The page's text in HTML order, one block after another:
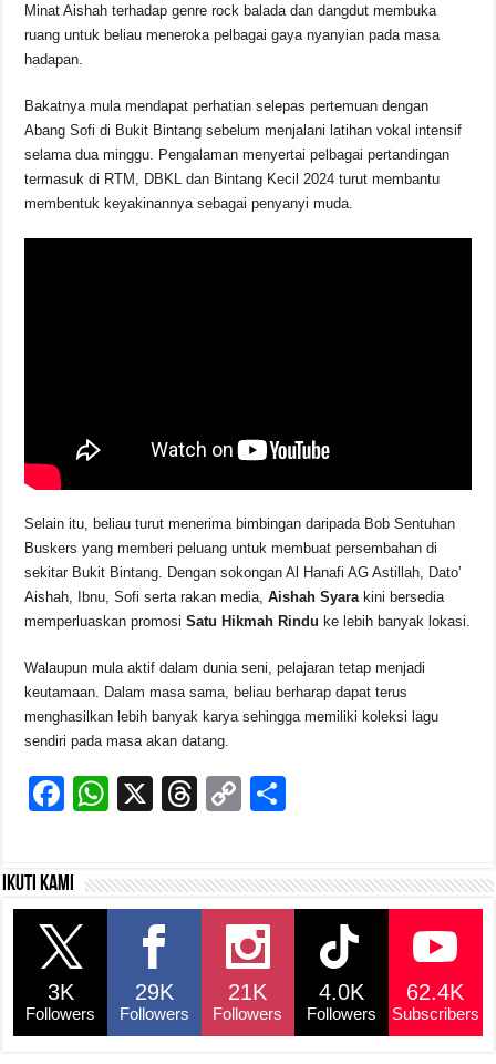
Minat Aishah terhadap genre rock balada dan dangdut membuka
ruang untuk beliau meneroka pelbagai gaya nyanyian pada masa
hadapan.
Bakatnya mula mendapat perhatian selepas pertemuan dengan
Abang Sofi di Bukit Bintang sebelum menjalani latihan vokal intensif
selama dua minggu. Pengalaman menyertai pelbagai pertandingan
termasuk di RTM, DBKL dan Bintang Kecil 2024 turut membantu
membentuk keyakinannya sebagai penyanyi muda.
Selain itu, beliau turut menerima bimbingan daripada Bob Sentuhan
Buskers yang memberi peluang untuk membuat persembahan di
sekitar Bukit Bintang. Dengan sokongan Al Hanafi AG Astillah, Dato’
Aishah, Ibnu, Sofi serta rakan media,Aishah Syarakini bersedia
memperluaskan promosiSatu Hikmah Rindu ke lebih banyak lokasi.
Walaupun mula aktif dalam dunia seni, pelajaran tetap menjadi
keutamaan. Dalam masa sama, beliau berharap dapat terus
menghasilkan lebih banyak karya sehingga memiliki koleksi lagu
sendiri pada masa akan datang.
F
c
e
b
o
o
k
W
s
p
X
T
a
C
y
Li
n
k
e
Ikuti kami
3K
Followers
29K
Followers
21K
Followers
4.0K
Followers
62.4K
Subscribers